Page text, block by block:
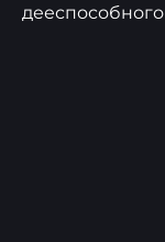
дееспособного